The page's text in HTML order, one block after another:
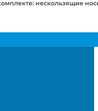
нескользящие